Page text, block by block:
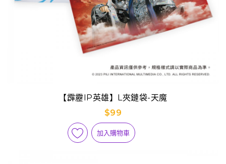
【霹靂IP英雄】L夾鏈袋-天魔
$99
加入購物車